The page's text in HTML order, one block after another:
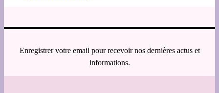
Enregistrer votre email pour recevoir nos dernières actus et
informations.